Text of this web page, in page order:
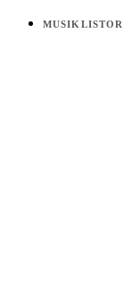
MUSIKLISTOR